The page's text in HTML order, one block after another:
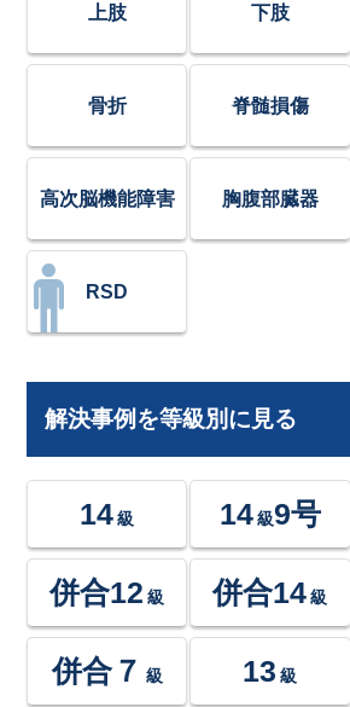
上肢 下肢
骨折 脊髄損傷
高次脳機能障害 胸腹部臓器
RSD
解決事例を等級別に見る
14 級 14級9号
併合12 級 併合14 級
併合７ 級 13 級